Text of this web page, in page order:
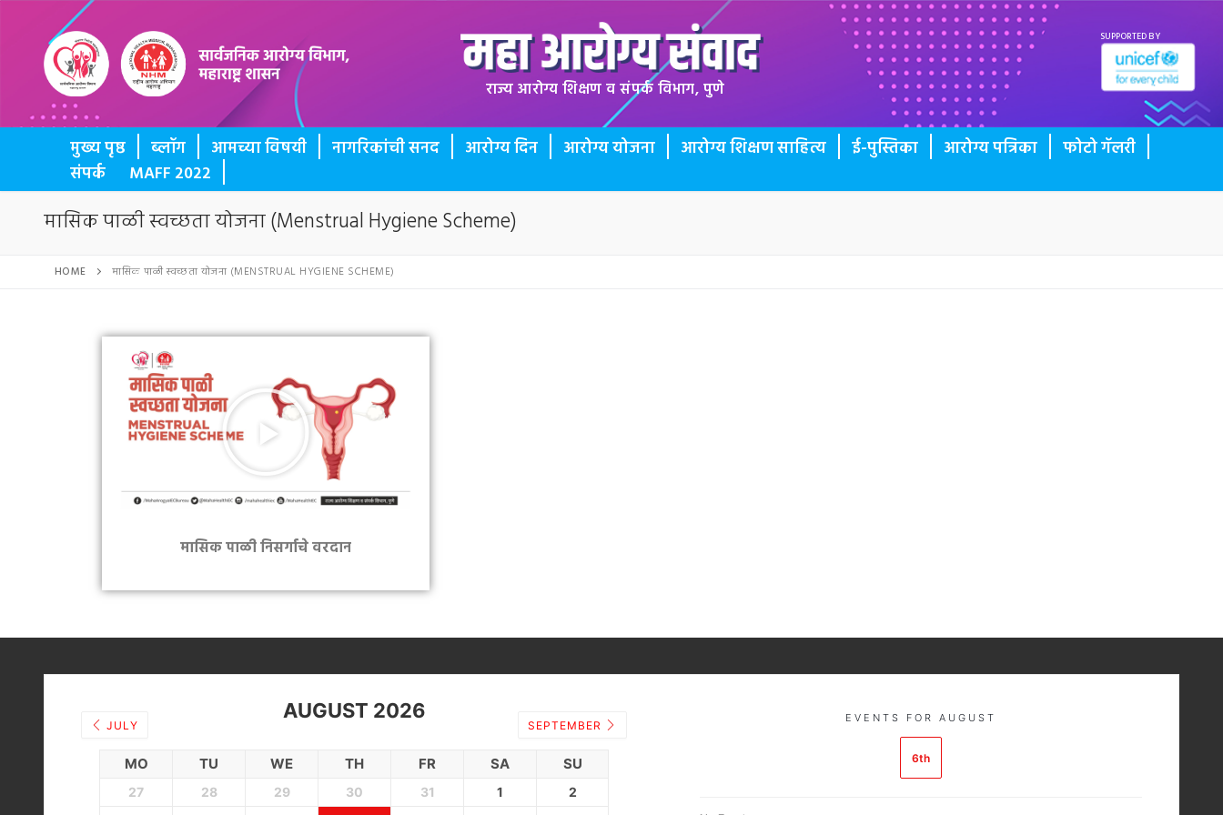
BUTTON राज्य आरोग्य शिक्षण व संपर्क विभाग, पुणे
SUPPORTED BY
मुख्य पृष्ठ ब्लॉग आमच्या विषयी नागरिकांची सनद आरोग्य दिन आरोग्य योजना आरोग्य शिक्षण साहित्य ई-पुस्तिका आरोग्य पत्रिका
फोटो गॅलरी
संपर्क
MAFF 2022
मासिक पाळी स्वच्छता योजना (Menstrual Hygiene Scheme)
HOME मासिक पाळी स्वच्छता योजना (MENSTRUAL HYGIENE SCHEME)
मासिक पाळी निसर्गाचे वरदान
JULY
AUGUST 2026
SEPTEMBER
MO TU WE TH FR SA SU
27 28 29 30 31 1
2
EVENTS FOR AUGUST
6th